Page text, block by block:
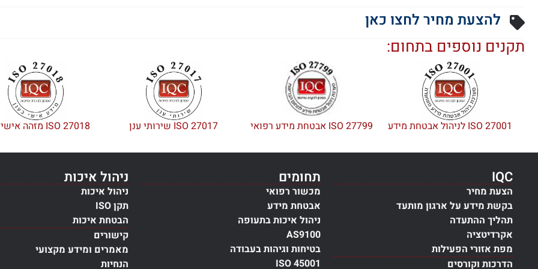
להצעת מחיר לחצו כאן
תקנים נוספים בתחום:
ISO 27001 לניהול אבטחת מידע ISO 27799 אבטחת מידע רפואי ISO 27017 שירותי ענן ISO 27018 מזהה אישי בענן
IQC
הצעת מחיר
בקשת מידע על ארגון מותעד
תהליך ההתעדה
אקרדיטציה
מפת אזורי הפעילות
הדרכות וקורסים
תחומים
מכשור רפואי
אבטחת מידע
ניהול איכות בתעופה
AS9100
בטיחות וגיהות בעבודה
ISO 45001
ניהול איכות
ניהול איכות
תקן ISO
הבטחת איכות
קישורים
מאמרים ומידע מקצועי
הנחיות